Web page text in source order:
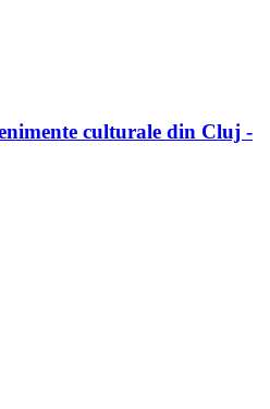
culturale din Cluj -